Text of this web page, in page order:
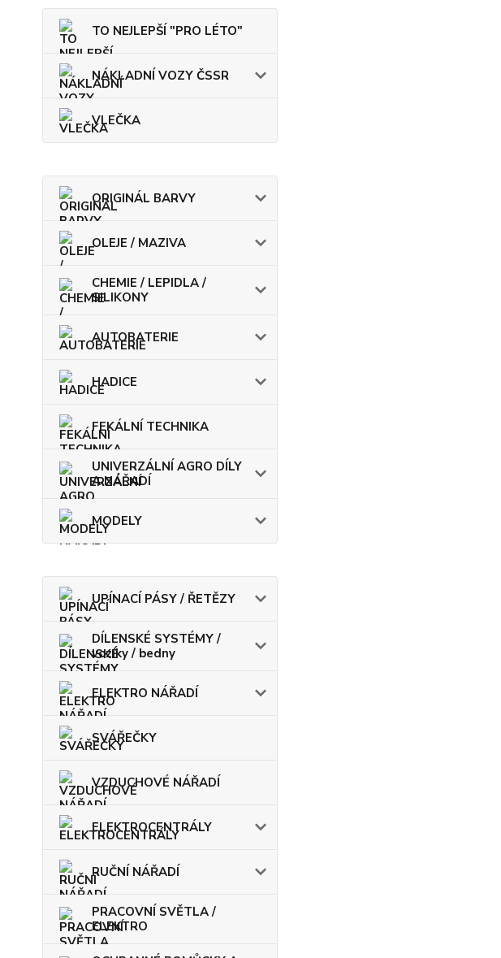
TO NEJLEPŠÍ "PRO LÉTO"
NÁKLADNÍ VOZY ČSSR
VLEČKA
ORIGINÁL BARVY
OLEJE / MAZIVA
CHEMIE / LEPIDLA /
SILIKONY
AUTOBATERIE
HADICE
FEKÁLNÍ TECHNIKA
UNIVERZÁLNÍ AGRO DÍLY
A NÁŘADÍ
MODELY
UPÍNACÍ PÁSY / ŘETĚZY
DÍLENSKÉ SYSTÉMY /
vozíky / bedny
ELEKTRO NÁŘADÍ
SVÁŘEČKY
VZDUCHOVÉ NÁŘADÍ
ELEKTROCENTRÁLY
RUČNÍ NÁŘADÍ
PRACOVNÍ SVĚTLA /
ELEKTRO